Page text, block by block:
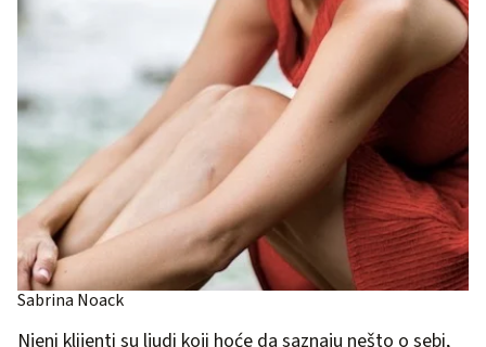
Sabrina Noack
Njeni klijenti su ljudi koji hoće da saznaju nešto o sebi,